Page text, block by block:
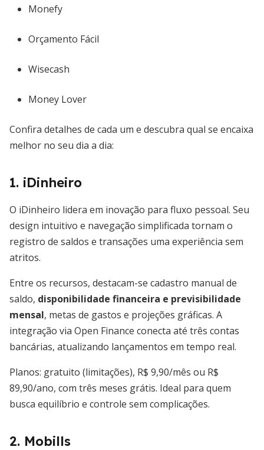
Monefy
Orçamento Fácil
Wisecash
Money Lover
Confira detalhes de cada um e descubra qual se encaixa
melhor no seu dia a dia:
1. iDinheiro
O iDinheiro lidera em inovação para fluxo pessoal. Seu
design intuitivo e navegação simplificada tornam o
registro de saldos e transações uma experiência sem
atritos.
Entre os recursos, destacam-se cadastro manual de
saldo, disponibilidade financeira e previsibilidade
mensal, metas de gastos e projeções gráficas. A
integração via Open Finance conecta até três contas
bancárias, atualizando lançamentos em tempo real.
Planos: gratuito (limitações), R$ 9,90/mês ou R$
89,90/ano, com três meses grátis. Ideal para quem
busca equilíbrio e controle sem complicações.
2. Mobills